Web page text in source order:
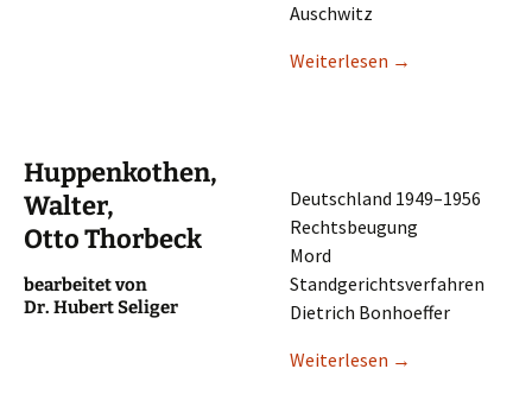
Auschwitz
Weiter­le­sen →
Huppenkothen,
Walter,
Otto Thorbeck
bearbei­tet von
Dr. Hubert Seliger
Deutsch­land 1949–1956
Rechtsbeugung
Mord
Standgerichtsverfahren
Dietrich Bonhoeffer
Weiter­le­sen →